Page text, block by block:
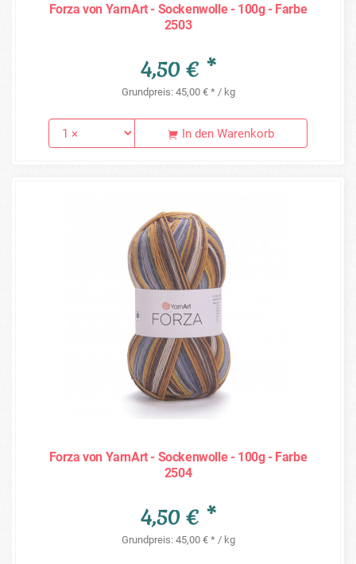
Forza von YarnArt - Sockenwolle - 100g - Farbe
2503
4,50 € *
Grundpreis: 45,00 € * / kg
In den Warenkorb
Forza von YarnArt - Sockenwolle - 100g - Farbe
2504
4,50 € *
Grundpreis: 45,00 € * / kg